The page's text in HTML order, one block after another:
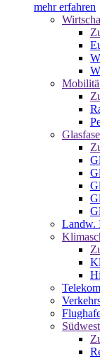
mehr erfahren
Landw.